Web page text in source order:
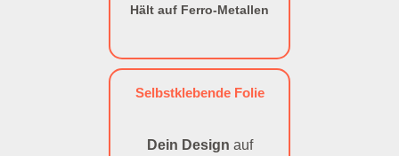
Hält auf Ferro-Metallen
Selbstklebende Folie
Dein Design auf